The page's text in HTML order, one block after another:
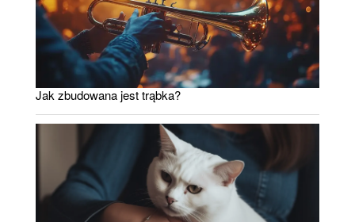
Jak zbudowana jest trąbka?